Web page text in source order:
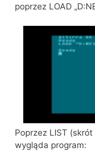
poprzez LOAD
Poprzez LIST
wygląda program: